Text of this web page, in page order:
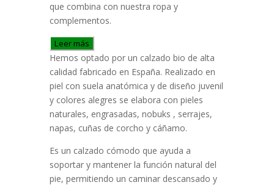
que combina con nuestra ropa y
complementos.
Leer más
Hemos optado por un calzado bio de alta
calidad fabricado en España. Realizado en
piel con suela anatómica y de diseño juvenil
y colores alegres se elabora con pieles
naturales, engrasadas, nobuks , serrajes,
napas, cuñas de corcho y cáñamo.
Es un calzado cómodo que ayuda a
soportar y mantener la función natural del
pie, permitiendo un caminar descansado y